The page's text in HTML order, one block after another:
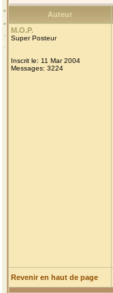
Auteur
M.O.P.
Super Posteur
Inscrit le: 11 Mar 2004
Messages: 3224
Revenir en haut de page